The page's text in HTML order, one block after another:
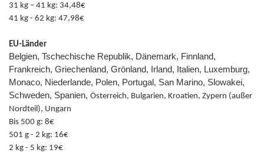
31 kg – 41 kg: 34,48€
41 kg - 62 kg: 47,98€
EU-Länder
Belgien, Tschechische Republik, Dänemark, Finnland,
Frankreich, Griechenland, Grönland, Irland, Italien, Luxemburg,
Monaco, Niederlande, Polen, Portugal, San Marino, Slowakei,
Schweden, Spanien, Österreich, Bulgarien, Kroatien, Zypern (außer
Nordteil), Ungarn
Bis 500 g: 8€
501 g - 2 kg: 16€
2 kg - 5 kg: 19€